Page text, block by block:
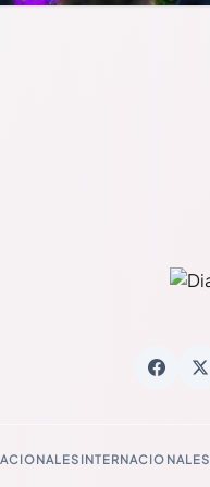
INTERNACIONALES